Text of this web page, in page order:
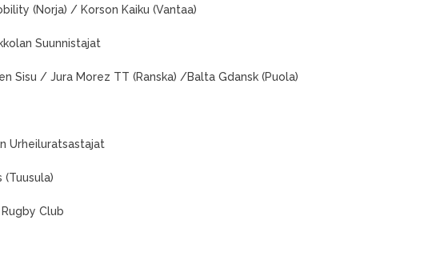
(Norja) / Korson Kaiku (Vantaa)
Suunnistajat
Sisu / Jura Morez TT (Ranska) /Balta Gdansk (Puola)
Urheiluratsastajat
(Tuusula)
Club